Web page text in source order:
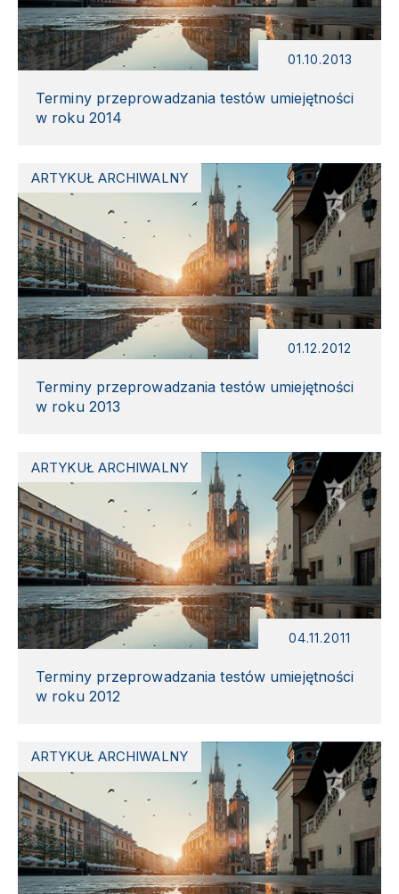
01.10.2013
Terminy przeprowadzania testów umiejętności
w roku 2014
ARTYKUŁ ARCHIWALNY
01.12.2012
Terminy przeprowadzania testów umiejętności
w roku 2013
ARTYKUŁ ARCHIWALNY
04.11.2011
Terminy przeprowadzania testów umiejętności
w roku 2012
ARTYKUŁ ARCHIWALNY